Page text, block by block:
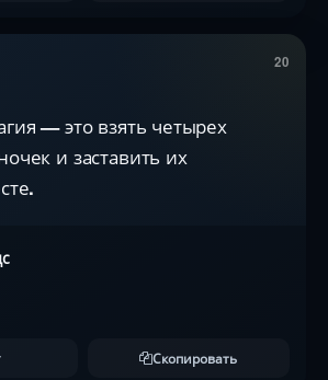
20
— это взять четырех
и заставить их
Скопировать